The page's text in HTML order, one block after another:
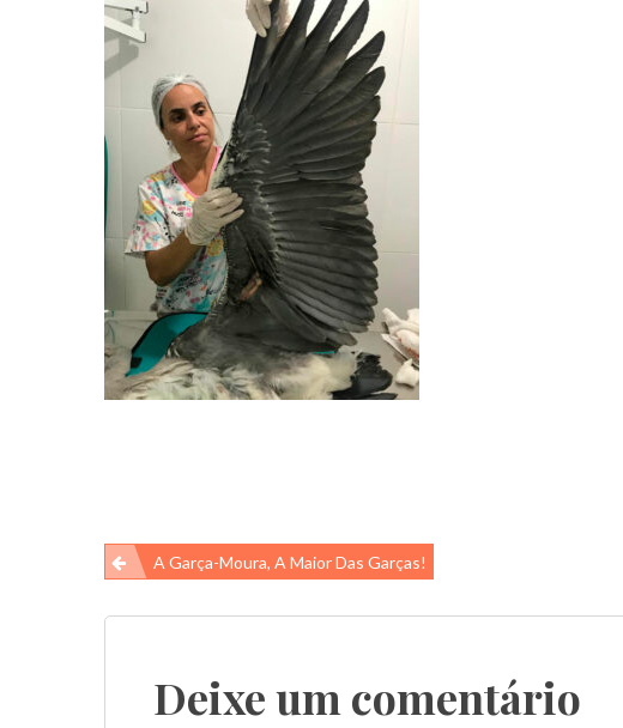
Navegação
de
A Garça-Moura, A Maior Das Garças!
Deixe um comentário